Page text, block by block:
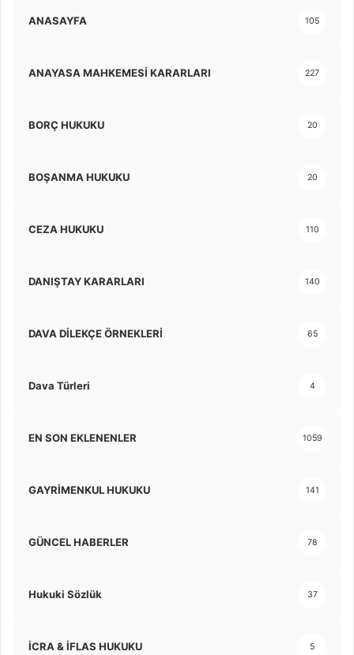
ANASAYFA 105
ANAYASA MAHKEMESİ KARARLARI 227
BORÇ HUKUKU 20
BOŞANMA HUKUKU 20
CEZA HUKUKU 110
DANIŞTAY KARARLARI 140
DAVA DİLEKÇE ÖRNEKLERİ 65
Dava Türleri 4
EN SON EKLENENLER 1059
GAYRİMENKUL HUKUKU 141
GÜNCEL HABERLER 78
Hukuki Sözlük 37
İCRA & İFLAS HUKUKU 5